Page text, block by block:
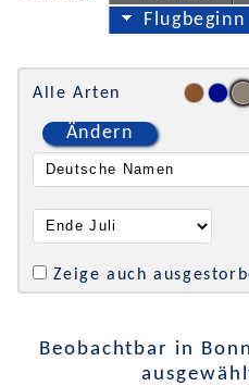
Flugbeginn
Alle Arten
Ändern
Zeige auch
Beobachtbar in